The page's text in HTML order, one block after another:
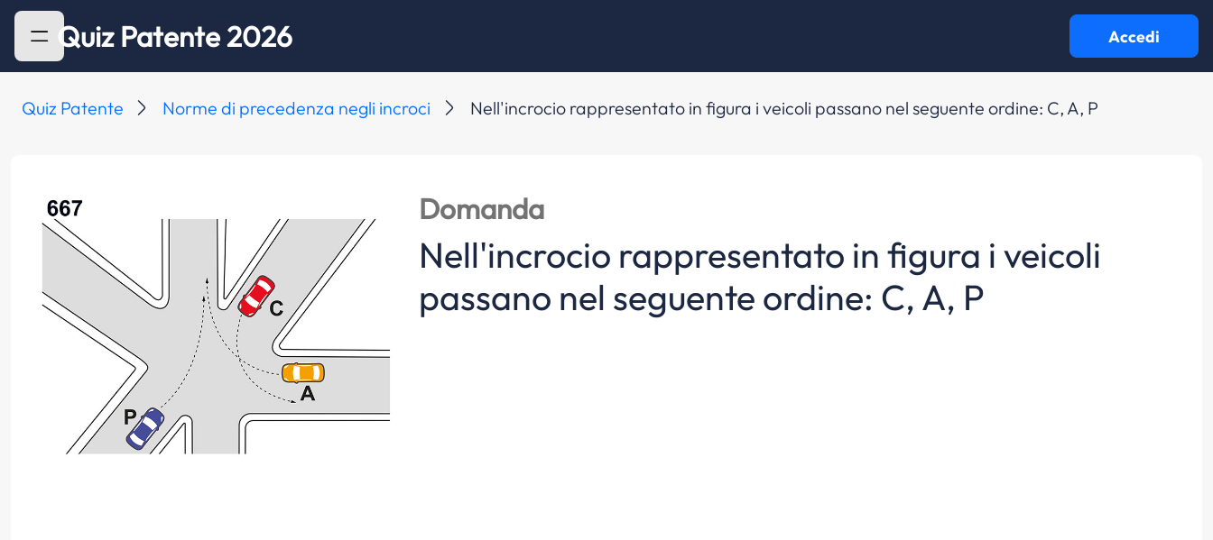
Quiz Patente 2026 Accedi
Quiz Patente Norme di precedenza negli incroci Nell'incrocio rappresentato in figura i veicoli passano nel seguente ordine: C, A, P
Domanda
Nell'incrocio rappresentato in figura i veicoli
passano nel seguente ordine: C, A, P